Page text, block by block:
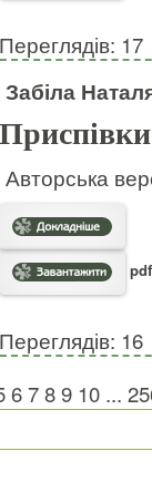
Переглядів: 17
Забіла
Приспівки
Авторська
Переглядів: 16
6789 10 ...